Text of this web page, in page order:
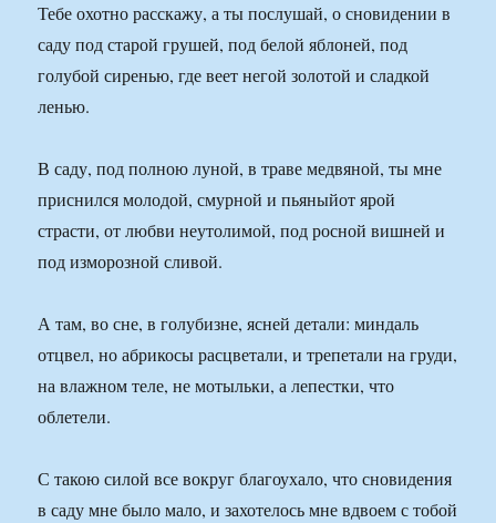
Тебе охотно расскажу, а ты послушай, о сновидении в
саду под старой грушей, под белой яблоней, под
голубой сиренью, где веет негой золотой и сладкой
ленью.
В саду, под полною луной, в траве медвяной, ты мне
приснился молодой, смурной и пьяныйот ярой
страсти, от любви неутолимой, под росной вишней и
под изморозной сливой.
А там, во сне, в голубизне, ясней детали: миндаль
отцвел, но абрикосы расцветали, и трепетали на груди,
на влажном теле, не мотыльки, а лепестки, что
облетели.
С такою силой все вокруг благоухало, что сновидения
в саду мне было мало, и захотелось мне вдвоем с тобой